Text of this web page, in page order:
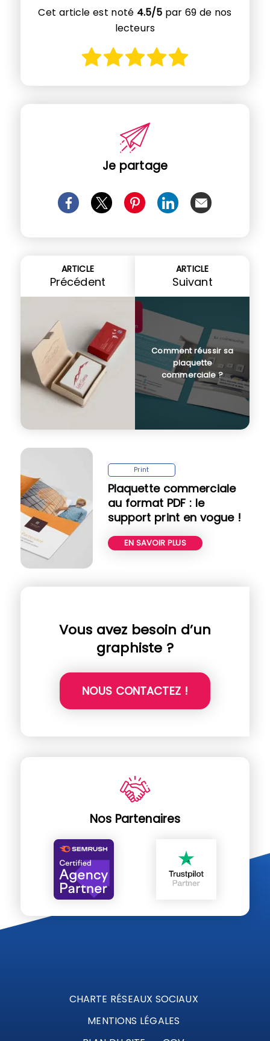
Cet article est noté 4.5/5 par 69 de nos
lecteurs
Je partage
ARTICLE
Précédent
ARTICLE
Suivant
Comment réussir sa
plaquette
commerciale ?
Print
Plaquette commerciale
au format PDF : le
support print en vogue !
EN SAVOIR PLUS
Vous avez besoin d’un
graphiste ?
NOUS CONTACTEZ !
Nos Partenaires
CHARTE RÉSEAUX SOCIAUX
MENTIONS LÉGALES